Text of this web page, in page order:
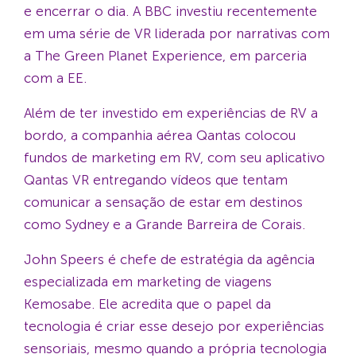
e encerrar o dia. A BBC investiu recentemente
em uma série de VR liderada por narrativas com
a The Green Planet Experience, em parceria
com a EE.
Além de ter investido em experiências de RV a
bordo, a companhia aérea Qantas colocou
fundos de marketing em RV, com seu aplicativo
Qantas VR entregando vídeos que tentam
comunicar a sensação de estar em destinos
como Sydney e a Grande Barreira de Corais.
John Speers é chefe de estratégia da agência
especializada em marketing de viagens
Kemosabe. Ele acredita que o papel da
tecnologia é criar esse desejo por experiências
sensoriais, mesmo quando a própria tecnologia